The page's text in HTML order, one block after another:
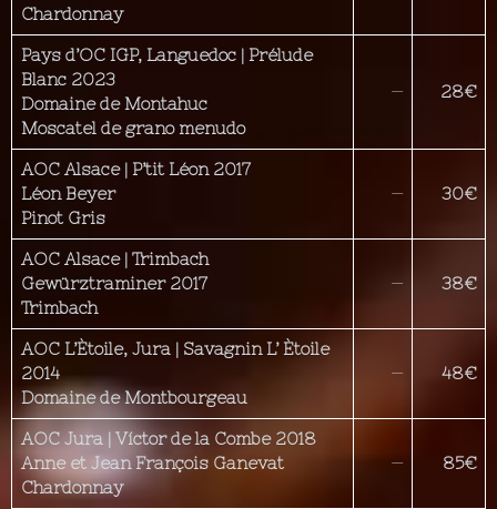
Chardonnay
Pays d’OC IGP, Languedoc| Prélude
Blanc 2023
Domaine de Montahuc
Moscatel de grano menudo
— 28€
AOC Alsace | P’tit Léon 2017
Léon Beyer
Pinot Gris
— 30€
AOC Alsace | Trimbach
Gewürztraminer 2017
Trimbach
— 38€
AOC L’Ètoile, Jura | Savagnin L’ Ètoile
2014
Domaine de Montbourgeau
— 48€
AOC Jura | Víctor de la Combe 2018
Anne et Jean François Ganevat
Chardonnay
— 85€